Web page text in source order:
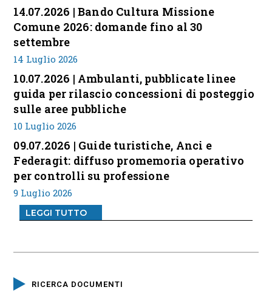
14.07.2026 | Bando Cultura Missione
Comune 2026: domande fino al 30
settembre
14 Luglio 2026
10.07.2026 | Ambulanti, pubblicate linee
guida per rilascio concessioni di posteggio
sulle aree pubbliche
10 Luglio 2026
09.07.2026 | Guide turistiche, Anci e
Federagit: diffuso promemoria operativo
per controlli su professione
9 Luglio 2026
LEGGI TUTTO
RICERCA DOCUMENTI